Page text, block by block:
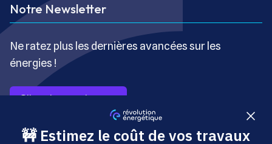
Notre Newsletter
Ne ratez plus les dernières avancées sur les
énergies !
S’inscrire gratuitement